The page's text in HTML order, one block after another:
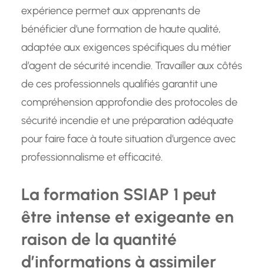
expérience permet aux apprenants de
bénéficier d’une formation de haute qualité,
adaptée aux exigences spécifiques du métier
d’agent de sécurité incendie. Travailler aux côtés
de ces professionnels qualifiés garantit une
compréhension approfondie des protocoles de
sécurité incendie et une préparation adéquate
pour faire face à toute situation d’urgence avec
professionnalisme et efficacité.
La formation SSIAP 1 peut
être intense et exigeante en
raison de la quantité
d’informations à assimiler